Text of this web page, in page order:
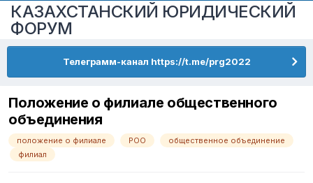
КАЗАХСТАНСКИЙ ЮРИДИЧЕСКИЙ
ФОРУМ
Телеграмм-канал https://t.me/prg2022
Положение о филиале общественного
объединения
положение о филиале РОО
общественное объединение
филиал